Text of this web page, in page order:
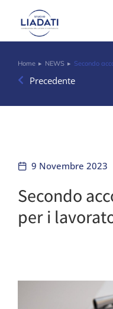
Tu sei qui:
Home NEWS Secondo
Precedente
9 Novembre 2023
Secondo
per i